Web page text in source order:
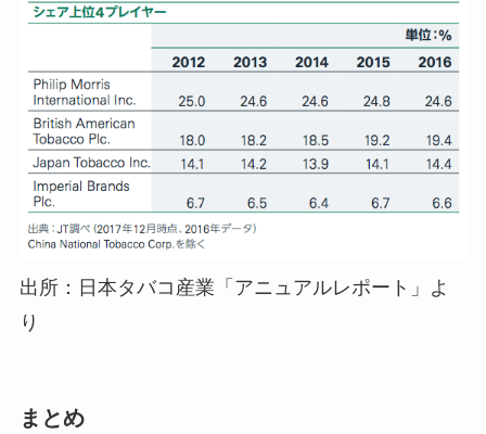
出所：日本タバコ産業「アニュアルレポート」よ
り
まとめ